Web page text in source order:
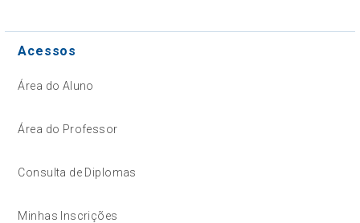
Acessos
Área do Aluno
Área do Professor
Consulta de Diplomas
Minhas Inscrições